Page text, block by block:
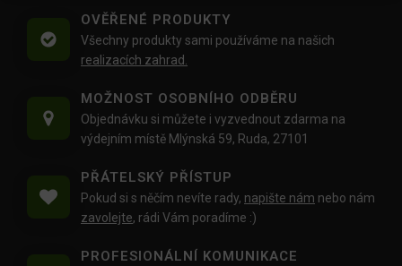
OVĚŘENÉ PRODUKTY
Všechny produkty sami používáme na našich
realizacích zahrad.
MOŽNOST OSOBNÍHO ODBĚRU
Objednávku si můžete i vyzvednout zdarma na
výdejním místě Mlýnská 59, Ruda, 27101
PŘÁTELSKÝ PŘÍSTUP
Pokud si s něčím nevíte rady, napište nám nebo nám
zavolejte, rádi Vám poradíme :)
PROFESIONÁLNÍ KOMUNIKACE